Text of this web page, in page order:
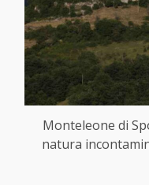
Monteleone di
natura